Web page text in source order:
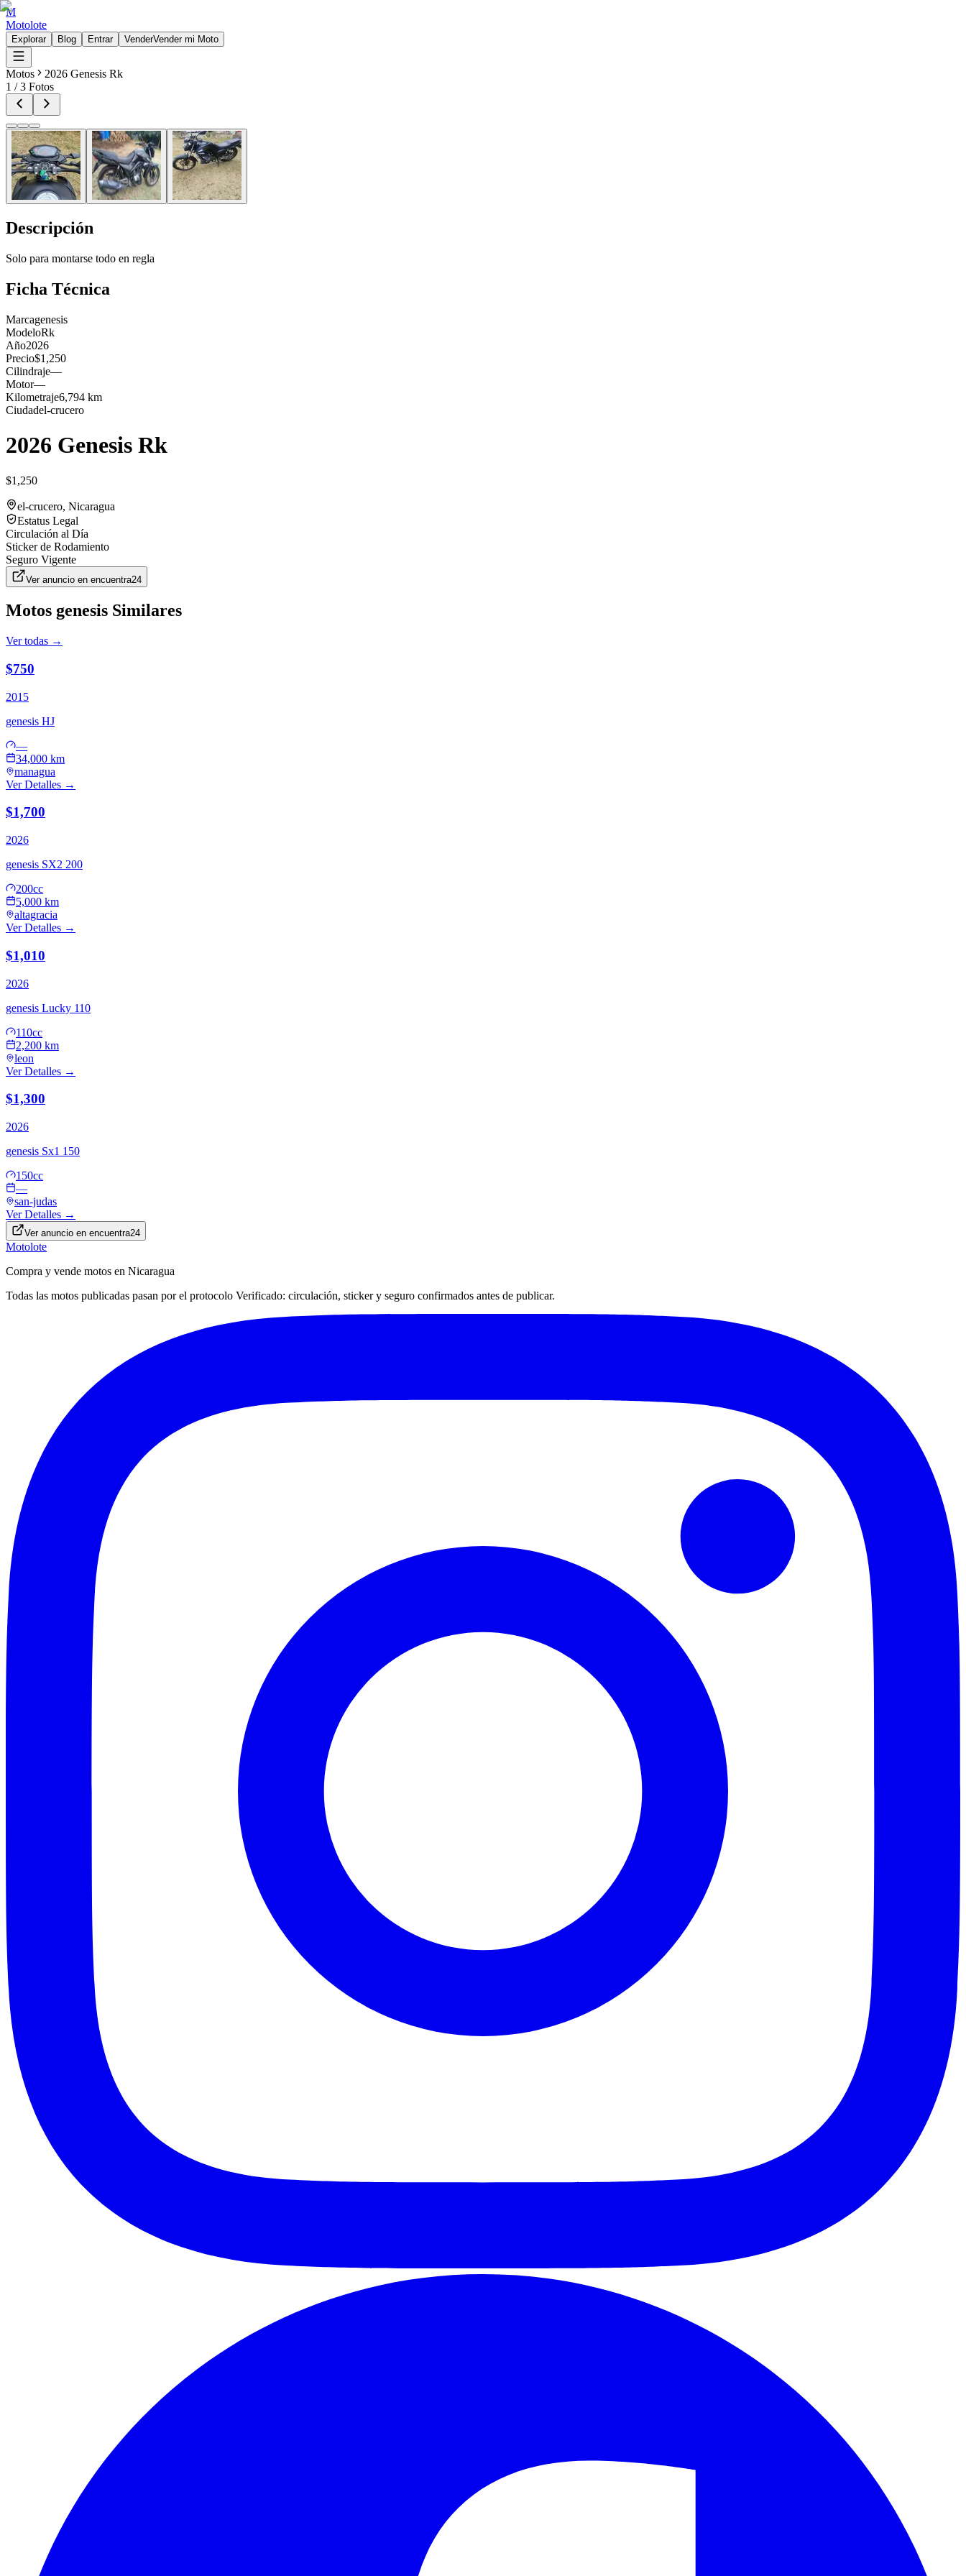
M
Motolote
Explorar Blog Entrar VenderVender mi Moto
Motos
2026 Genesis Rk
1 /3 Fotos
Descripción
Solo para montarse todo en regla
Ficha Técnica
Marcagenesis
ModeloRk
Año2026
Precio$1,250
Cilindraje—
Motor—
Kilometraje6,794 km
Ciudadel-crucero
2026 Genesis Rk
$1,250
el-crucero, Nicaragua
Estatus Legal
Circulación al Día
Sticker de Rodamiento
Seguro Vigente
Ver anuncio en encuentra24
Motos genesis Similares
Ver todas →
$750
2015
genesis HJ
—
34,000 km
managua
Ver Detalles →
$1,700
2026
genesis SX2 200
200cc
5,000 km
altagracia
Ver Detalles →
$1,010
2026
genesis Lucky 110
110cc
2,200 km
leon
Ver Detalles →
$1,300
2026
genesis Sx1 150
150cc
—
san-judas
Ver Detalles →
Ver anuncio en encuentra24
Motolote
Compra y vende motos en Nicaragua
Todas las motos publicadas pasan por el protocolo Verificado: circulación, sticker y seguro confirmados antes de publicar.